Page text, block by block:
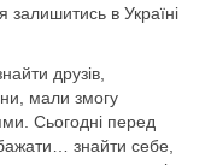
в Україні
друзів,
мали змогу
Сьогодні перед
знайти себе,